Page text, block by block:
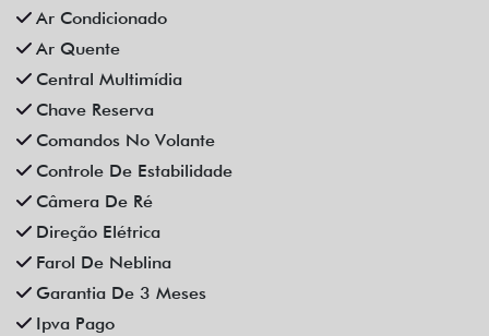
Ar Condicionado
Ar Quente
Central Multimídia
Chave Reserva
Comandos No Volante
Controle De Estabilidade
Câmera De Ré
Direção Elétrica
Farol De Neblina
Garantia De 3 Meses
Ipva Pago